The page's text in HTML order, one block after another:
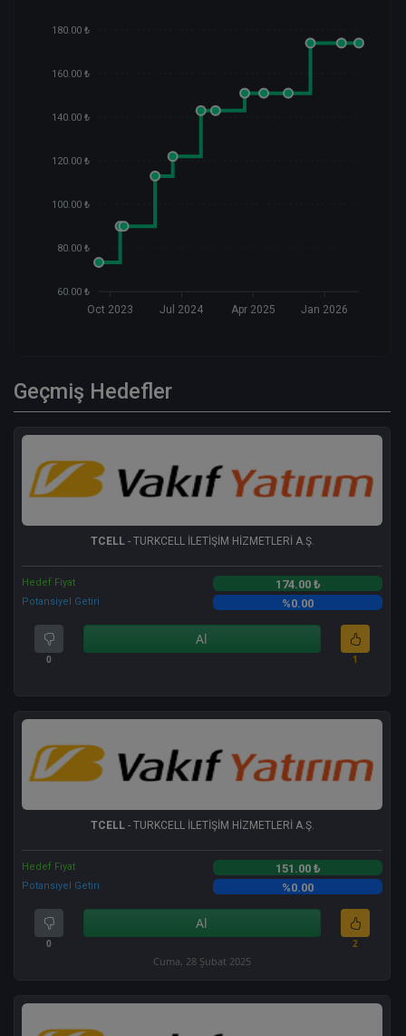
180.00 ₺
160.00 ₺
140.00 ₺
120.00 ₺
100.00 ₺
80.00 ₺
60.00 ₺
Oct 2023 Jul 2024 Apr 2025 Jan 2026
Geçmiş Hedefler
TCELL- TURKCELL İLETİŞİM HİZMETLERİ A.Ş.
Hedef Fiyat 174.00 ₺
Potansiyel Getiri %0.00
0
Al
1
TCELL- TURKCELL İLETİŞİM HİZMETLERİ A.Ş.
Hedef Fiyat 151.00 ₺
Potansiyel Getiri %0.00
0
Al
2
Cuma, 28 Şubat 2025